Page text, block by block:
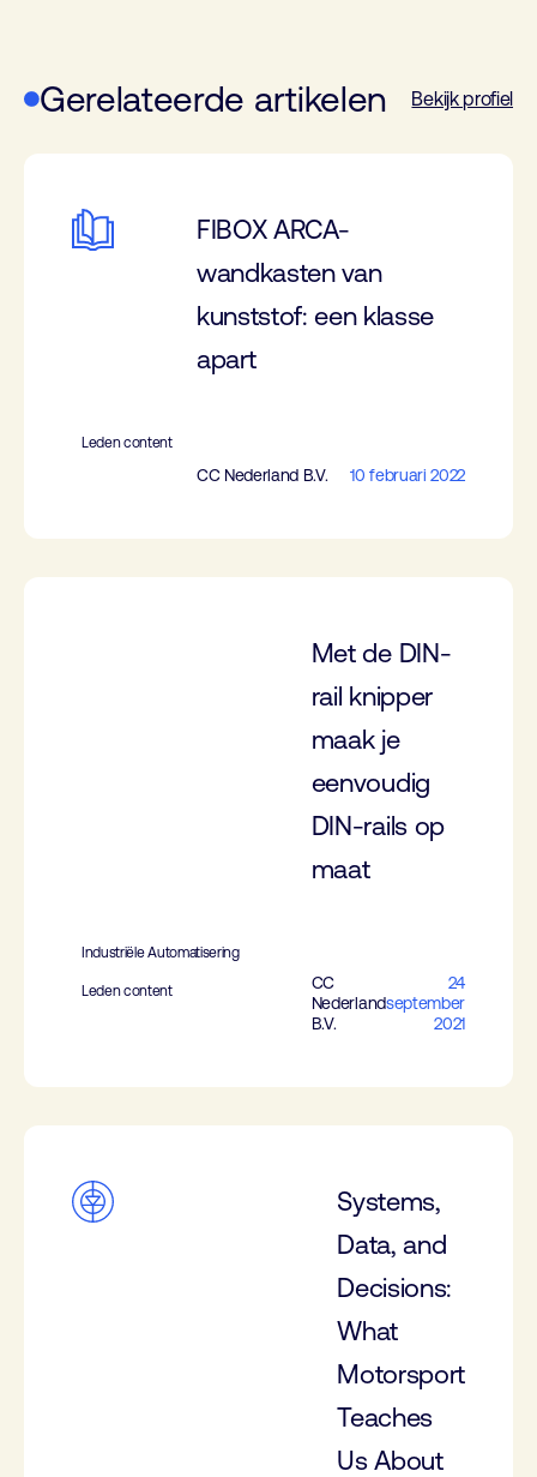
Gerelateerde artikelen Bekijk profiel
FIBOX ARCA-
wandkasten van
kunststof: een klasse
apart
Leden content
CC Nederland B.V. 10 februari 2022
Met de DIN-
rail knipper
maak je
eenvoudig
DIN-rails op
maat
Industriële Automatisering
Leden content
CC
Nederland
B.V.
24
september
2021
Systems,
Data, and
Decisions:
What
Motorsport
Teaches
Us About